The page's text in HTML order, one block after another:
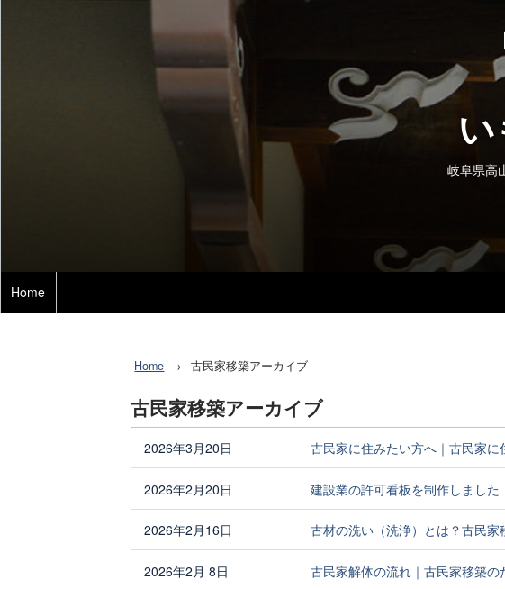
岐阜県高
Home
Home 古民家移築アーカイブ
古民家移築アーカイブ
2026年3月20日 古民家に住みたい方へ｜古民家
2026年2月20日 建設業の許可看板を制作しまし
2026年2月16日 古材の洗い（洗浄）とは？古民
2026年2月 8日 古民家解体の流れ｜古民家移築